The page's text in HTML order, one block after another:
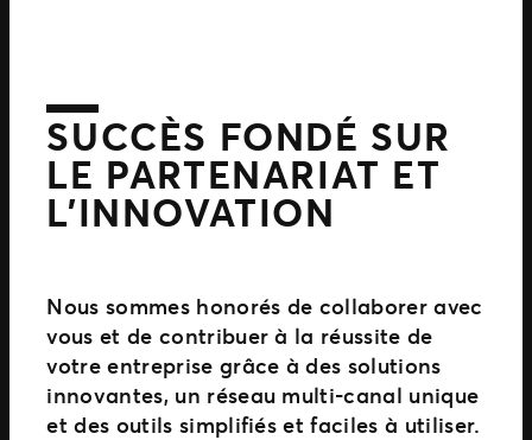
SUCCÈS FONDÉ SUR
LE PARTENARIAT ET
L’INNOVATION
Nous sommes honorés de collaborer avec
vous et de contribuer à la réussite de
votre entreprise grâce à des solutions
innovantes, un réseau multi-canal unique
et des outils simplifiés et faciles à utiliser.